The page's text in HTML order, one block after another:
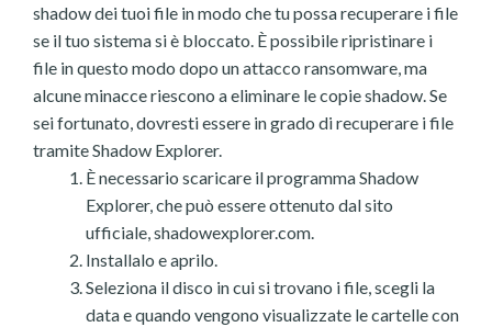
shadow dei tuoi file in modo che tu possa recuperare i file
se il tuo sistema si è bloccato. È possibile ripristinare i
file in questo modo dopo un attacco ransomware, ma
alcune minacce riescono a eliminare le copie shadow. Se
sei fortunato, dovresti essere in grado di recuperare i file
tramite Shadow Explorer.
È necessario scaricare il programma Shadow
Explorer, che può essere ottenuto dal sito
ufficiale, shadowexplorer.com.
Installalo e aprilo.
Seleziona il disco in cui si trovano i file, scegli la
data e quando vengono visualizzate le cartelle con